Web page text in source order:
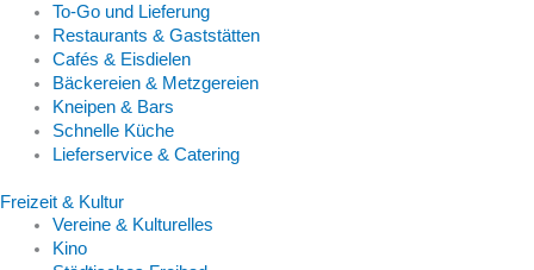
To-Go und Lieferung
Restaurants & Gaststätten
Cafés & Eisdielen
Bäckereien & Metzgereien
Kneipen & Bars
Schnelle Küche
Lieferservice & Catering
Freizeit & Kultur
Vereine & Kulturelles
Kino